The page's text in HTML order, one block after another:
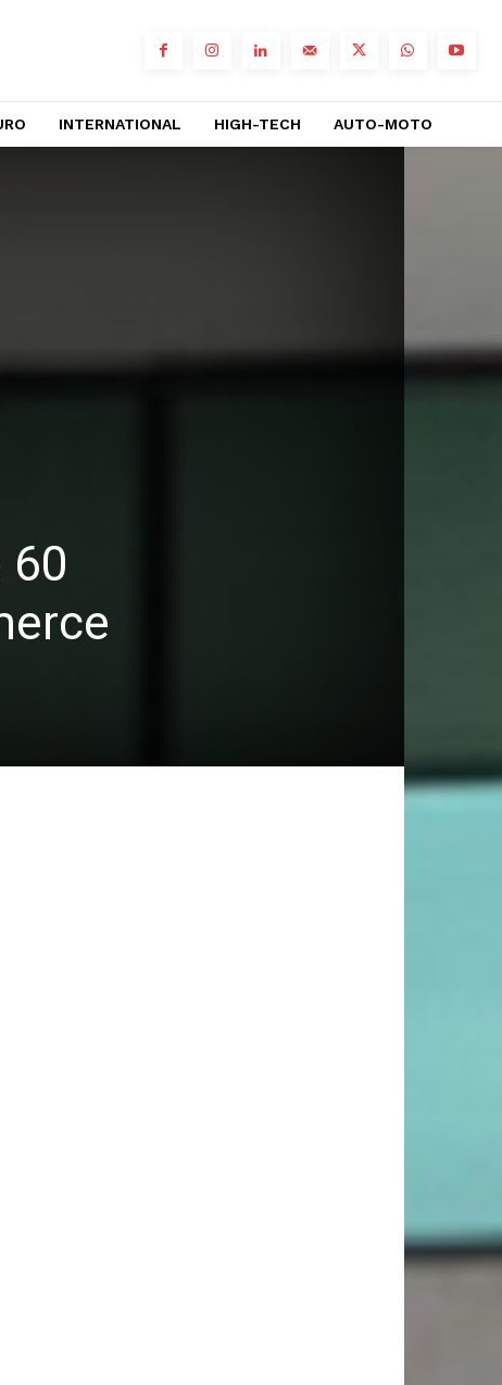
INTERNATIONAL HIGH-TECH AUTO-MOTO
60